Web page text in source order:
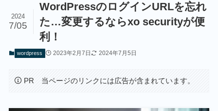
WordPressのログインURLを忘れ
た…変更するならxo securityが便
利！
2024
7/05
wordpress 2023年2月7日 2024年7月5日
PR 当ページのリンクには広告が含まれています。